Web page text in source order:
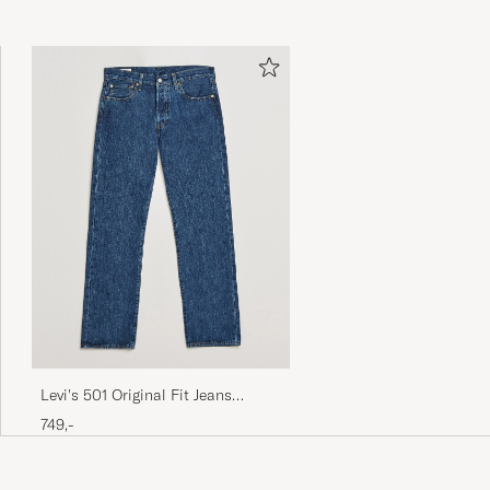
Perfekt i storlek. Köp large för lite mer
avslappnad känsla.
DANIEL K KØBTE PÅ CAREOFCARL.SE
Sehr gute Qualität, schnelle Lieferung,
empfehlenswert!
THOMAS N KØBTE PÅ CAREOFCARL.DE
Sehr schnelle Lieferung. Alles top!
Levi's 501 Original Fit Jeans
Stonewash
749,-